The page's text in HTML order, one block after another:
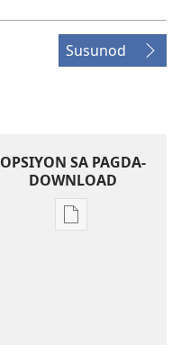
Susunod
OPSIYON SA PAGDA-
DOWNLOAD
Opsiyon